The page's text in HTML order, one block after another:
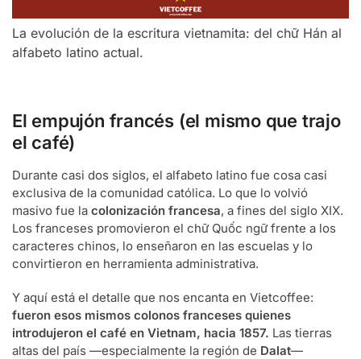
La evolución de la escritura vietnamita: del chữ Hán al
alfabeto latino actual.
El empujón francés (el mismo que trajo
el café)
Durante casi dos siglos, el alfabeto latino fue cosa casi
exclusiva de la comunidad católica. Lo que lo volvió
masivo fue la colonización francesa, a fines del siglo XIX.
Los franceses promovieron el chữ Quốc ngữ frente a los
caracteres chinos, lo enseñaron en las escuelas y lo
convirtieron en herramienta administrativa.
Y aquí está el detalle que nos encanta en Vietcoffee:
fueron esos mismos colonos franceses quienes
introdujeron el café en Vietnam, hacia 1857. Las tierras
altas del país —especialmente la región de Dalat—